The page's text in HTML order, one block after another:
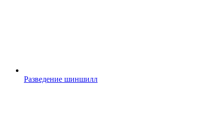
Разведение шиншилл